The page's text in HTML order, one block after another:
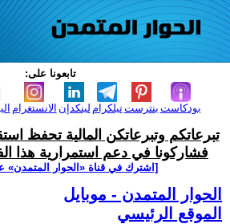
تابعونا على:
الانستغرام لينكدإن تيلكرامبنترست بودكاست
تبرعاتكم وتبرعاتكن المالية تحفظ
فشاركونا في دعم استمرارية هذا
[اشترك في قناة ‫«الحوار المتمدن»
الحوار المتمدن - موبايل
الموقع الرئيسي